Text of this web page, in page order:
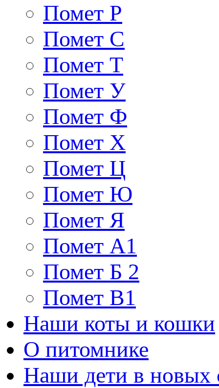
Помет Р
Помет С
Помет Т
Помет У
Помет Ф
Помет Х
Помет Ц
Помет Ю
Помет Я
Помет A1
Помет Б 2
Помет В1
Наши коты и кошки
О питомнике
Наши дети в новых